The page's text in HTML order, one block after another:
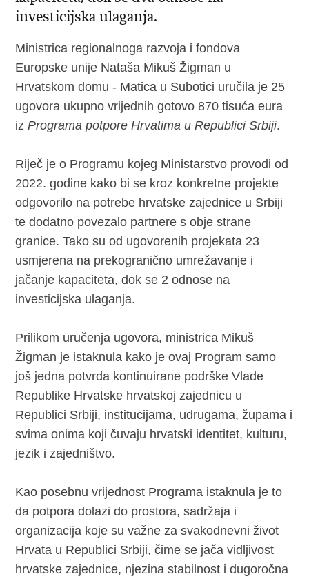
investicijska ulaganja.
Ministrica regionalnoga razvoja i fondova
Europske unije Nataša Mikuš Žigman u
Hrvatskom domu - Matica u Subotici uručila je 25
ugovora ukupno vrijednih gotovo 870 tisuća eura
izPrograma potpore Hrvatima u Republici Srbiji.
Riječ je o Programu kojeg Ministarstvo provodi od
2022. godine kako bi se kroz konkretne projekte
odgovorilo na potrebe hrvatske zajednice u Srbiji
te dodatno povezalo partnere s obje strane
granice. Tako su od ugovorenih projekata 23
usmjerena na prekogranično umrežavanje i
jačanje kapaciteta, dok se 2 odnose na
investicijska ulaganja.
Prilikom uručenja ugovora, ministrica Mikuš
Žigman je istaknula kako je ovaj Program samo
još jedna potvrda kontinuirane podrške Vlade
Republike Hrvatske hrvatskoj zajednicu u
Republici Srbiji, institucijama, udrugama, župama i
svima onima koji čuvaju hrvatski identitet, kulturu,
jezik i zajedništvo.
Kao posebnu vrijednost Programa istaknula je to
da potpora dolazi do prostora, sadržaja i
organizacija koje su važne za svakodnevni život
Hrvata u Republici Srbiji, čime se jača vidljivost
hrvatske zajednice, njezina stabilnost i dugoročna